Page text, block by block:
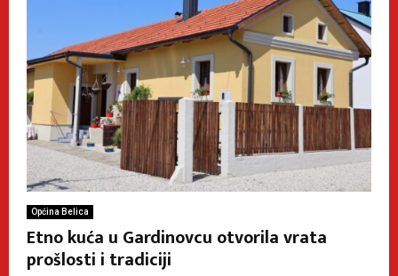
Općina Belica
Etno kuća u Gardinovcu otvorila vrata
prošlosti i tradiciji